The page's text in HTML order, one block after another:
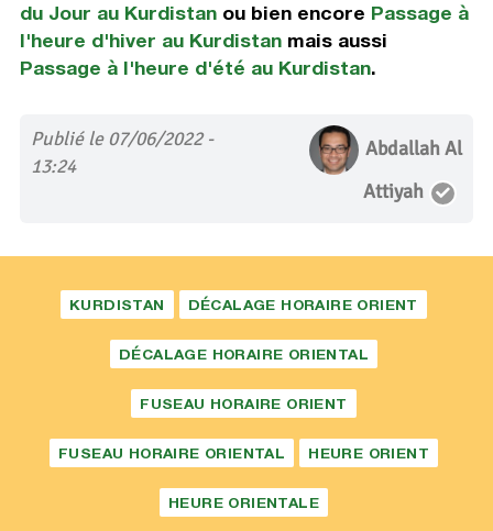
du Jour au Kurdistanou bien encore Passage à
l'heure d'hiver au Kurdistanmais aussi
Passage à l'heure d'été au Kurdistan.
Publié le 07/06/2022 -
13:24
Abdallah Al
Attiyah
KURDISTAN DÉCALAGE HORAIRE ORIENT
DÉCALAGE HORAIRE ORIENTAL
FUSEAU HORAIRE ORIENT
FUSEAU HORAIRE ORIENTAL HEURE ORIENT
HEURE ORIENTALE